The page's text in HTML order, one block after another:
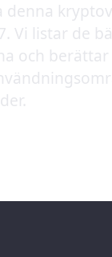
Vi listar de
och